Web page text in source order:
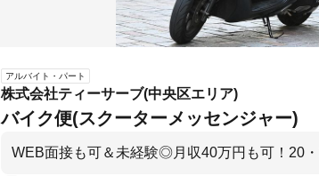
アルバイト・パート
株式会社ティーサーブ(中央区エリア)
バイク便(スクーターメッセンジャー)
WEB面接も可＆未経験◎月収40万円も可！20